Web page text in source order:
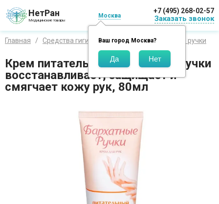
НетРан
Медицинские товары
Москва
Ваш город Москва?
+7 (495) 268-02-57
Заказать звонок
Главная Средства гигиены Бренды Бархатные ручки
Крем питательный Бархатные ручки
восстанавливает, защищает и
смягчает кожу рук, 80мл